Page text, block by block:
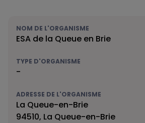
NOM DE L'ORGANISME
ESA de la Queue en Brie
TYPE D'ORGANISME
-
ADRESSE DE L'ORGANISME
La Queue-en-Brie
94510, La Queue-en-Brie